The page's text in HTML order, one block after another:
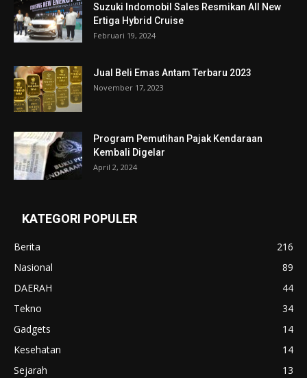
Suzuki Indomobil Sales Resmikan All New
Ertiga Hybrid Cruise
Februari 19, 2024
Jual Beli Emas Antam Terbaru 2023
November 17, 2023
Program Pemutihan Pajak Kendaraan
Kembali Digelar
April 2, 2024
KATEGORI POPULER
Berita
216
Nasional
89
DAERAH
44
Tekno
34
Gadgets
14
Kesehatan
14
Sejarah
13